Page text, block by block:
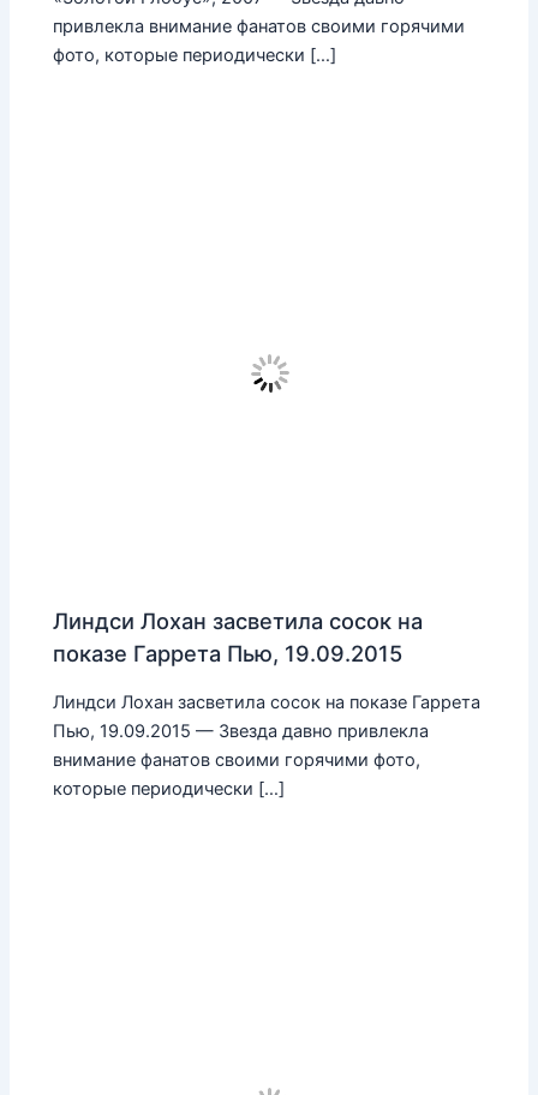
привлекла внимание фанатов своими горячими
фото, которые периодически […]
Линдси Лохан засветила сосок на
показе Гаррета Пью, 19.09.2015
Линдси Лохан засветила сосок на показе Гаррета
Пью, 19.09.2015 — Звезда давно привлекла
внимание фанатов своими горячими фото,
которые периодически […]